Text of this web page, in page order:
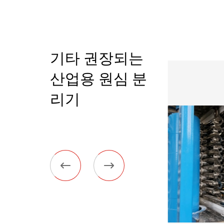
기타 권장되는
산업용 원심 분
리기
 